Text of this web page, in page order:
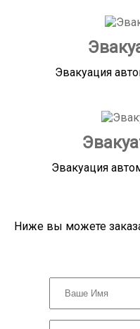
Эвакуация
Эвакуация
Ниже вы можете